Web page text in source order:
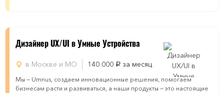
Дизайнер UX/UI в Умные Устройства
в Москве и МО 140 000 руб. за месяц
Мы — Umnus, создаем инновационные решения, помогаем
бизнесам расти и развиваться, а наши продукты — это настоящие